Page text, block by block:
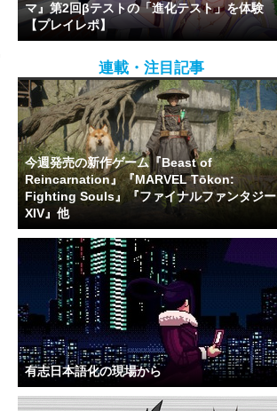
マ』第2回βテストの「進化テスト」を体験
【プレイレポ】
連載・注目記事
今週発売の新作ゲーム『Beast of
Reincarnation』『MARVEL Tōkon:
Fighting Souls』『ファイナルファンタジー
XIV』他
有志日本語化の現場から